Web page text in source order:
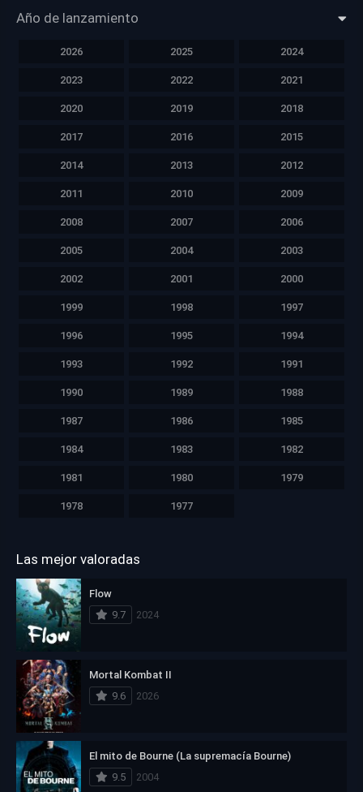
Año de lanzamiento
2026 2025 2024
2023 2022 2021
2020 2019 2018
2017 2016 2015
2014 2013 2012
2011 2010 2009
2008 2007 2006
2005 2004 2003
2002 2001 2000
1999 1998 1997
1996 1995 1994
1993 1992 1991
1990 1989 1988
1987 1986 1985
1984 1983 1982
1981 1980 1979
1978 1977
Las mejor valoradas
Flow
9.7
2024
Mortal Kombat II
9.6
2026
El mito de Bourne (La supremacía Bourne)
9.5
2004